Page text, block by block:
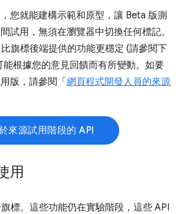
您就能建構示範和原型，讓 Beta 版測
試用，無須在瀏覽器中切換任何標記。
旗標後端提供的功能更穩定 (請參閱下
根據您的意見回饋而有所變動。如要
版，請參閱「 網頁程式開發人員的來源
來源試用階段的 API
用
標。這些功能仍在實驗階段，這些 API